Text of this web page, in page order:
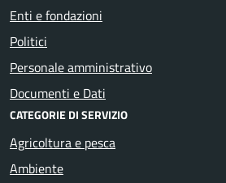
Enti e fondazioni
Politici
Personale amministrativo
Documenti e Dati
CATEGORIE DI SERVIZIO
Agricoltura e pesca
Ambiente